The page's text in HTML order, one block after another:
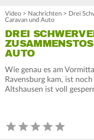
Video > Nachrichten > Drei
Caravan und Auto
DREI
UTO
Wie genau es am
Ravensburg kam, ist
Altshausen ist voll